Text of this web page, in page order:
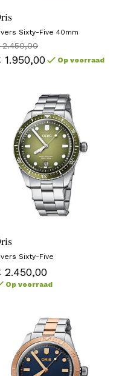
Sixty-Five 40mm
1.950,00 Op voorraad
Sixty-Five
2.450,00
Op voorraad